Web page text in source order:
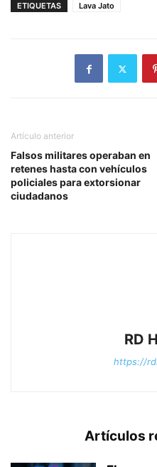
ETIQUETAS Lava Jato
Artículo anterior
Falsos militares operaban en
retenes hasta con vehículos
policiales para extorsionar
ciudadanos
RD
https://
Artículos